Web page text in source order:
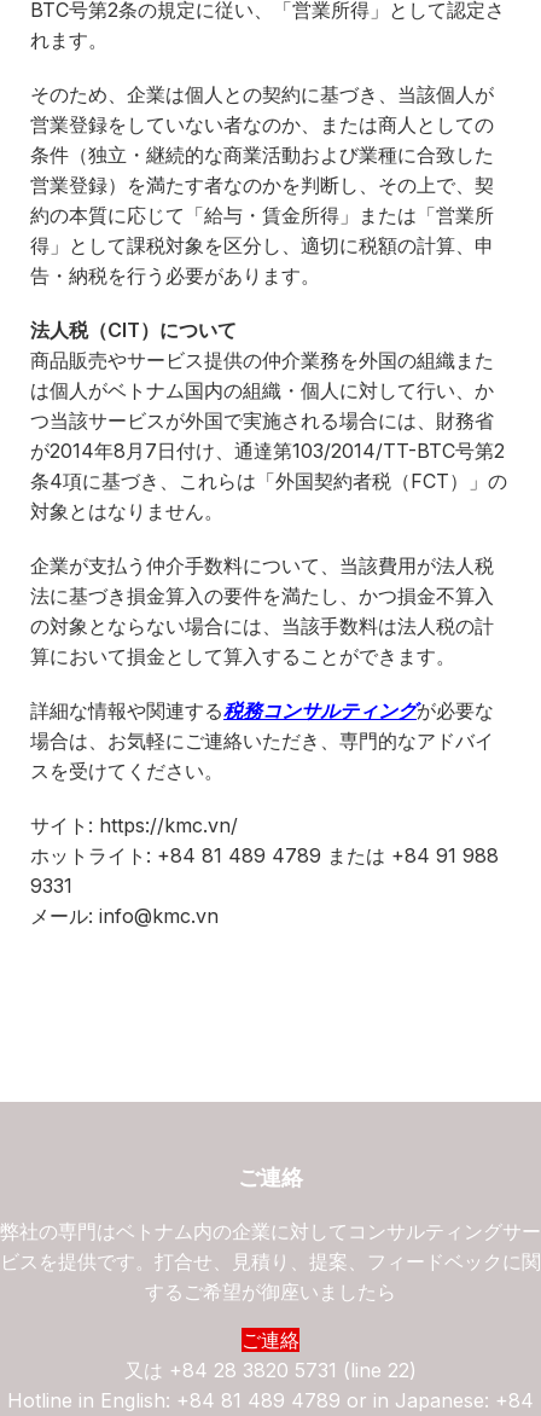
BTC号第2条の規定に従い、「営業所得」として認定さ
れます。
そのため、企業は個人との契約に基づき、当該個人が
営業登録をしていない者なのか、または商人としての
条件（独立・継続的な商業活動および業種に合致した
営業登録）を満たす者なのかを判断し、その上で、契
約の本質に応じて「給与・賃金所得」または「営業所
得」として課税対象を区分し、適切に税額の計算、申
告・納税を行う必要があります。
法人税（CIT）について
商品販売やサービス提供の仲介業務を外国の組織また
は個人がベトナム国内の組織・個人に対して行い、か
つ当該サービスが外国で実施される場合には、財務省
が2014年8月7日付け、通達第103/2014/TT-BTC号第2
条4項に基づき、これらは「外国契約者税（FCT）」の
対象とはなりません。
企業が支払う仲介手数料について、当該費用が法人税
法に基づき損金算入の要件を満たし、かつ損金不算入
の対象とならない場合には、当該手数料は法人税の計
算において損金として算入することができます。
詳細な情報や関連する税務コンサルティングが必要な
場合は、お気軽にご連絡いただき、専門的なアドバイ
スを受けてください。
サイト: https://kmc.vn/
ホットライト: +84 81 489 4789 または +84 91 988
9331
メール: info@kmc.vn
ご連絡
弊社の専門はベトナム内の企業に対してコンサルティングサー
ビスを提供です。打合せ、見積り、提案、フィードベックに関
するご希望が御座いましたら
ご連絡
又は +84 28 3820 5731 (line 22)
Hotline in English: +84 81 489 4789 or in Japanese: +84